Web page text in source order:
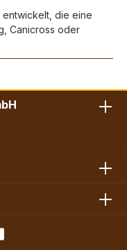
die eine
Canicross oder